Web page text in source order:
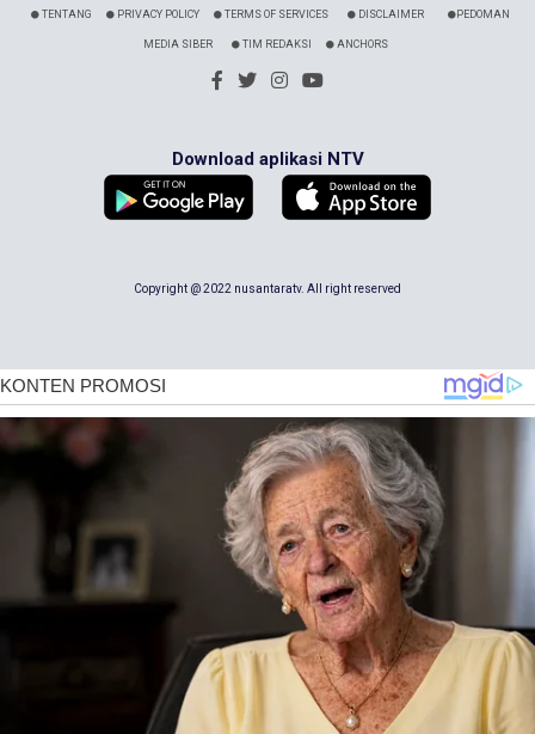
TENTANG PRIVACY POLICY TERMS OF SERVICES DISCLAIMER PEDOMAN
MEDIA SIBER TIM REDAKSI ANCHORS
Download aplikasi NTV
Copyright @ 2022 nusantaratv. All right reserved